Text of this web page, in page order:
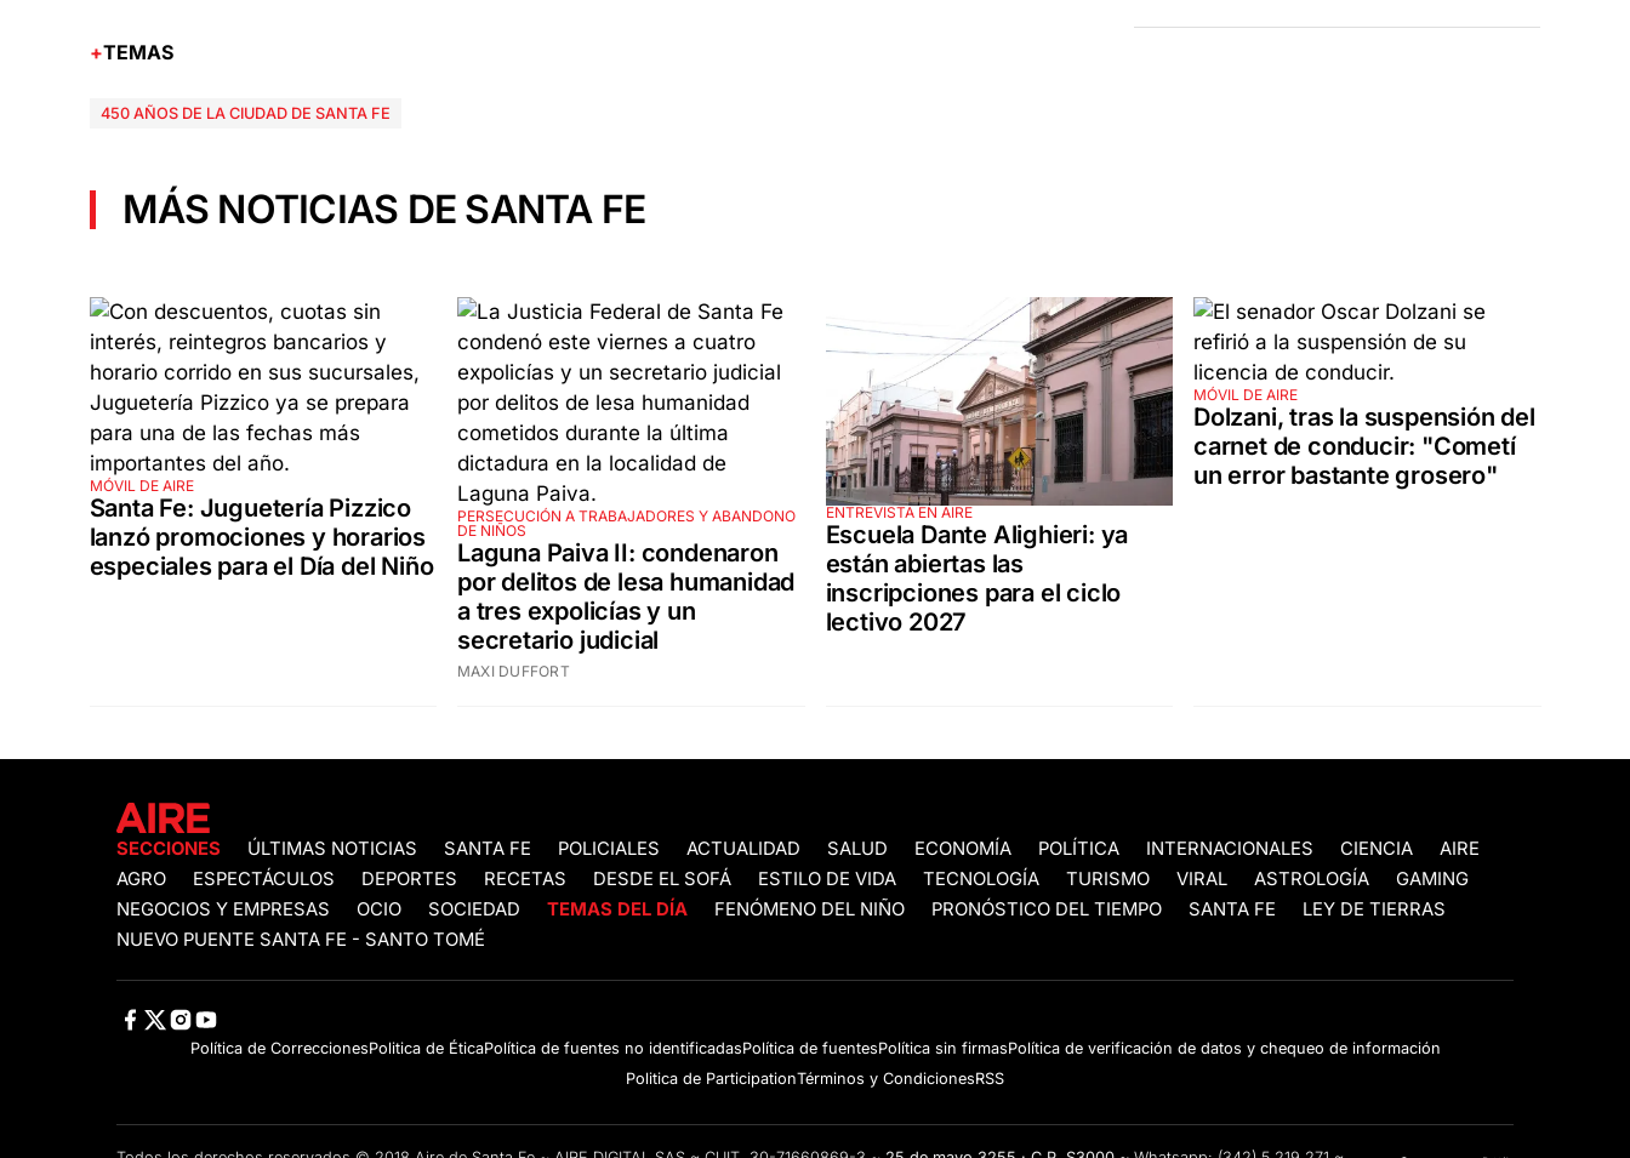
TEMAS
450 AÑOS DE LA CIUDAD DE SANTA FE
MÁS NOTICIAS DE SANTA FE
MÓVIL DE AIRE
Santa Fe: Juguetería Pizzico
lanzó promociones y horarios
especiales para el Día del Niño
PERSECUCIÓN A TRABAJADORES Y ABANDONO
DE NIÑOS
Laguna Paiva II: condenaron
por delitos de lesa humanidad
a tres expolicías y un
secretario judicial
MAXI DUFFORT
ENTREVISTA EN AIRE
Escuela Dante Alighieri: ya
están abiertas las
inscripciones para el ciclo
lectivo 2027
MÓVIL DE AIRE
Dolzani, tras la suspensión del
carnet de conducir: "Cometí
un error bastante grosero"
SECCIONES ÚLTIMAS NOTICIAS SANTA FE POLICIALES ACTUALIDAD SALUD ECONOMÍA POLÍTICA INTERNACIONALES CIENCIA
AIRE
AGRO
ESPECTÁCULOS DEPORTES RECETAS DESDE EL SOFÁ ESTILO DE VIDA TECNOLOGÍA TURISMO VIRAL ASTROLOGÍA
GAMING
NEGOCIOS Y EMPRESAS
OCIO SOCIEDAD TEMAS DEL DÍA FENÓMENO DEL NIÑO PRONÓSTICO DEL TIEMPO SANTA FE
LEY DE TIERRAS
NUEVO PUENTE SANTA FE - SANTO TOMÉ
Política de CorreccionesPolitica de ÉticaPolítica de fuentes no identificadasPolítica de fuentesPolítica sin firmasPolítica de verificación de datos y chequeo de información
Politica de ParticipationTérminos y CondicionesRSS